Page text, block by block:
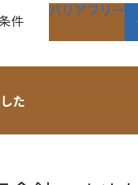
件
バリアフリー
た